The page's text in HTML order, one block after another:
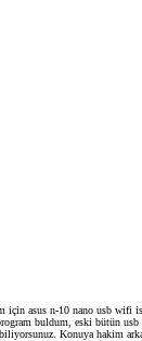
asus n-10 nano usb
buldum, eski bütün
Konuya hakim